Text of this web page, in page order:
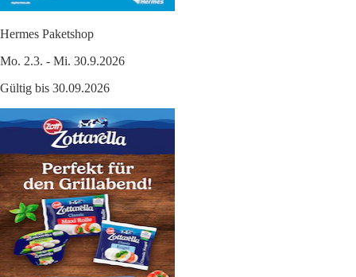
Hermes Paketshop
Mo. 2.3. - Mi. 30.9.2026
Gültig bis 30.09.2026